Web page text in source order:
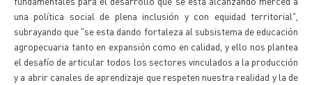
una política social de plena inclusión y con equidad territorial",
subrayando que "se esta dando fortaleza al subsistema de educación
agropecuaria tanto en expansión como en calidad, y ello nos plantea
el desafío de articular todos los sectores vinculados a la producción
y a abrir canales de aprendizaje que respeten nuestra realidad y la de